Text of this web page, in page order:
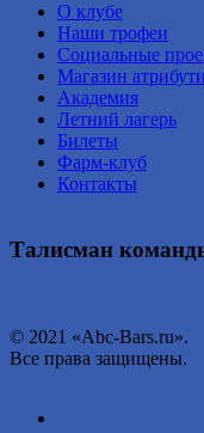
О клубе
Наши трофеи
Социальные
Магазин
Академия
Летний лагерь
Билеты
Фарм-клуб
Контакты
Талисман
© 2021 «Abc-Bars.ru».
Все права защищены.